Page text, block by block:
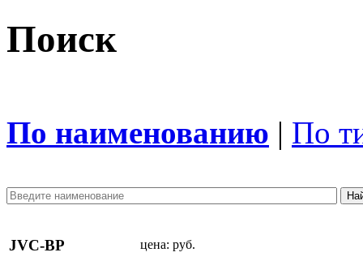
Поиск
По наименованию | По
JVC-BP цена: руб.